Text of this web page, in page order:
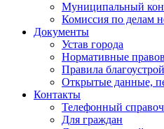
Муниципальный
Комиссия по делам
Документы
Устав города
Нормативные
Правила
Открытые данные,
Контакты
Телефонный
Для граждан